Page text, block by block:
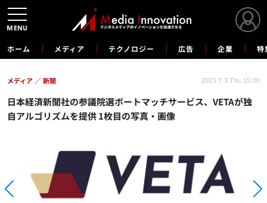
ホーム メディア テクノロジー 広告 企業 特
日本経済新聞社の参議院選ボートマッチサービス、VETAが独
自アルゴリズムを提供 1枚目の写真・画像
メディア 新聞 2025.7.3 Thu 15:00
MENU